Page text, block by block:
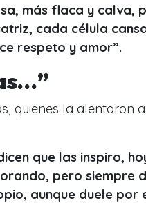
más flaca y calva,
cada célula
respeto y amor”.
quienes la alentaron
que las inspiro,
pero siempre
aunque duele por